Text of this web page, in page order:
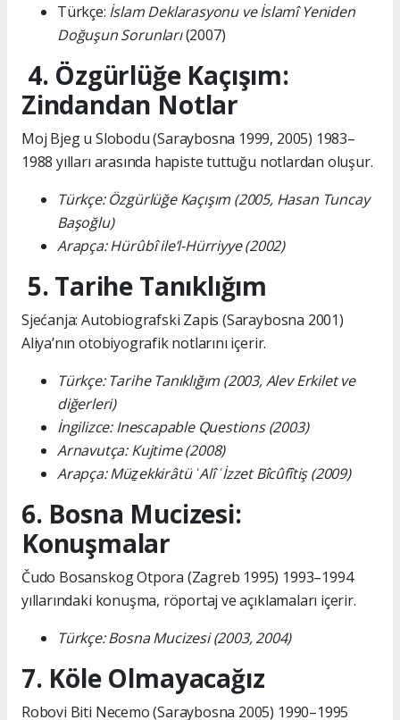
Türkçe: İslam Deklarasyonu ve İslamî Yeniden
Doğuşun Sorunları(2007)
4. Özgürlüğe Kaçışım:
Zindandan Notlar
Moj Bjeg u Slobodu (Saraybosna 1999, 2005) 1983–
1988 yılları arasında hapiste tuttuğu notlardan oluşur.
Türkçe: Özgürlüğe Kaçışım (2005, Hasan Tuncay
Başoğlu)
Arapça: Hürûbî ile’l-Hürriyye (2002)
5. Tarihe Tanıklığım
Sjećanja: Autobiografski Zapis (Saraybosna 2001)
Aliya’nın otobiyografik notlarını içerir.
Türkçe: Tarihe Tanıklığım (2003, Alev Erkilet ve
diğerleri)
İngilizce: Inescapable Questions (2003)
Arnavutça: Kujtime (2008)
Arapça: Müẕekkirâtü ʿAlî ʿİzzet Bîcûfîtiş (2009)
6. Bosna Mucizesi:
Konuşmalar
Čudo Bosanskog Otpora (Zagreb 1995) 1993–1994
yıllarındaki konuşma, röportaj ve açıklamaları içerir.
Türkçe: Bosna Mucizesi (2003, 2004)
7. Köle Olmayacağız
Robovi Biti Necemo (Saraybosna 2005) 1990–1995